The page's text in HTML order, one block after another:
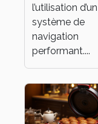
l’utilisation d’un
système de
navigation
performant....